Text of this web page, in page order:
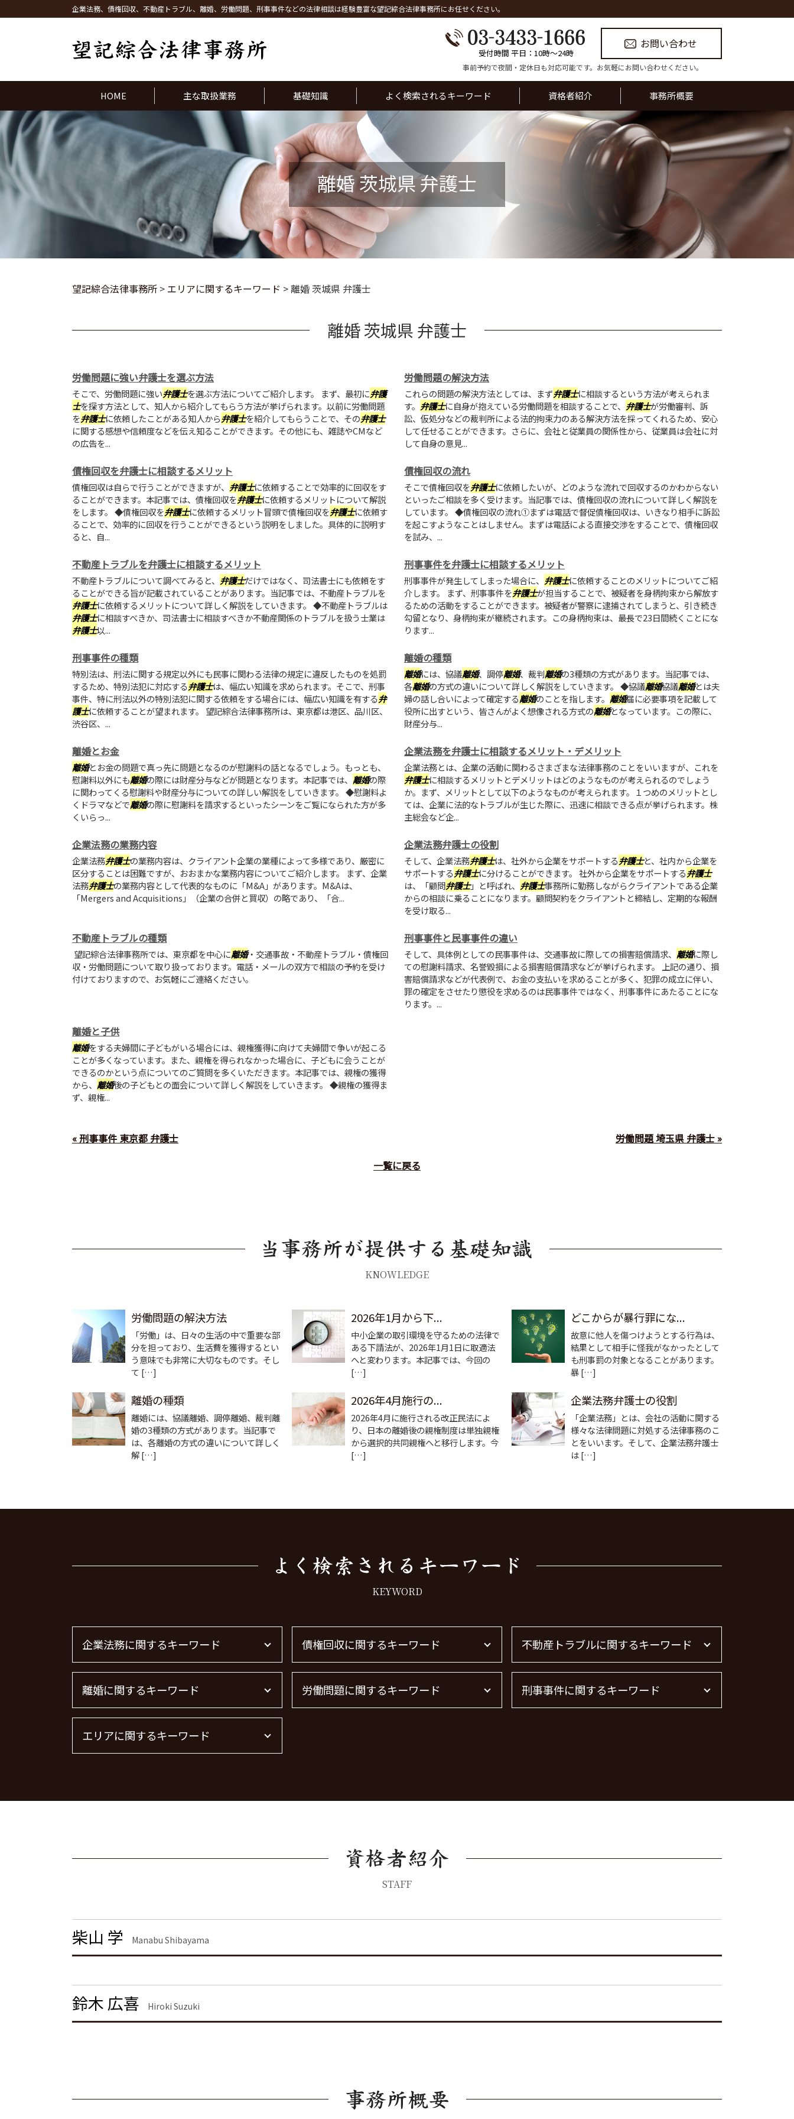
離婚 茨城県 弁護士
企業法務、債権回収、不動産トラブル、離婚、労働問題、刑事事件などの法律相談は経験豊富な望記綜合法律事務所にお任せください。
受付時間 平日：10時〜24時
お問い合わせ
事前予約で夜間・定休日も対応可能です。お気軽にお問い合わせください。
HOME 主な取扱業務 基礎知識 よく検索されるキーワード 資格者紹介 事務所概要
望記綜合法律事務所 > エリアに関するキーワード >離婚 茨城県 弁護士
離婚 茨城県 弁護士
労働問題に強い弁護士を選ぶ方法
そこで、労働問題に強い弁護士を選ぶ方法についてご紹介します。 まず、最初に弁護
士を探す方法として、知人から紹介してもらう方法が挙げられます。以前に労働問題
を弁護士に依頼したことがある知人から弁護士を紹介してもらうことで、その弁護士
に関する感想や信頼度などを伝え知ることができます。その他にも、雑誌やCMなど
の広告を...
労働問題の解決方法
これらの問題の解決方法としては、まず弁護士に相談するという方法が考えられま
す。 弁護士に自身が抱えている労働問題を相談することで、 弁護士が労働審判、訴
訟、仮処分などの裁判所による法的拘束力のある解決方法を採ってくれるため、安心
して任せることができます。さらに、会社と従業員の関係性から、従業員は会社に対
して自身の意見...
債権回収を弁護士に相談するメリット
債権回収は自らで行うことができますが、 弁護士に依頼することで効率的に回収をす
ることができます。本記事では、債権回収を弁護士に依頼するメリットについて解説
をします。 ◆債権回収を弁護士に依頼するメリット冒頭で債権回収を弁護士に依頼す
ることで、効率的に回収を行うことができるという説明をしました。具体的に説明す
ると、自...
債権回収の流れ
そこで債権回収を弁護士に依頼したいが、どのような流れで回収するのかわからない
といったご相談を多く受けます。当記事では、債権回収の流れについて詳しく解説を
しています。 ◆債権回収の流れ①まずは電話で督促債権回収は、いきなり相手に訴訟
を起こすようなことはしません。まずは電話による直接交渉をすることで、債権回収
を試み、...
不動産トラブルを弁護士に相談するメリット
不動産トラブルについて調べてみると、 弁護士だけではなく、司法書士にも依頼をす
ることができる旨が記載されていることがあります。当記事では、不動産トラブルを
弁護士に依頼するメリットについて詳しく解説をしていきます。 ◆不動産トラブルは
弁護士に相談すべきか、司法書士に相談すべきか不動産関係のトラブルを扱う士業は
弁護士以...
刑事事件を弁護士に相談するメリット
刑事事件が発生してしまった場合に、 弁護士に依頼することのメリットについてご紹
介します。 まず、刑事事件を弁護士が担当することで、被疑者を身柄拘束から解放す
るための活動をすることができます。被疑者が警察に逮捕されてしまうと、引き続き
勾留となり、身柄拘束が継続されます。この身柄拘束は、最長で23日間続くことにな
ります...
刑事事件の種類
特別法は、刑法に関する規定以外にも民事に関わる法律の規定に違反したものを処罰
するため、特別法犯に対応する弁護士は、幅広い知識を求められます。そこで、刑事
事件、特に刑法以外の特別法犯に関する依頼をする場合には、幅広い知識を有する弁
護士に依頼することが望まれます。 望記綜合法律事務所は、東京都は港区、品川区、
渋谷区、...
離婚の種類
離婚には、協議離婚、調停離婚、裁判離婚の3種類の方式があります。当記事では、
各離婚の方式の違いについて詳しく解説をしていきます。 ◆協議離婚協議離婚とは夫
婦の話し合いによって確定する離婚のことを指します。 離婚届に必要事項を記載して
役所に出すという、皆さんがよく想像される方式の離婚となっています。この際に、
財産分与...
離婚とお金
離婚とお金の問題で真っ先に問題となるのが慰謝料の話となるでしょう。もっとも、
慰謝料以外にも離婚の際には財産分与などが問題となります。本記事では、 離婚の際
に関わってくる慰謝料や財産分与についての詳しい解説をしていきます。 ◆慰謝料よ
くドラマなどで離婚の際に慰謝料を請求するといったシーンをご覧になられた方が多
くいらっ...
企業法務を弁護士に相談するメリット・デメリット
企業法務とは、企業の活動に関わるさまざまな法律事務のことをいいますが、これを
弁護士に相談するメリットとデメリットはどのようなものが考えられるのでしょう
か。まず、メリットとして以下のようなものが考えられます。１つめのメリットとし
ては、企業に法的なトラブルが生じた際に、迅速に相談できる点が挙げられます。株
主総会など企...
企業法務の業務内容
企業法務弁護士の業務内容は、クライアント企業の業種によって多様であり、厳密に
区分することは困難ですが、おおまかな業務内容についてご紹介します。 まず、企業
法務弁護士の業務内容として代表的なものに「M&A」があります。M&Aは、
「Mergers and Acquisitions」（企業の合併と買収）の略であり、「合...
企業法務弁護士の役割
そして、企業法務弁護士は、社外から企業をサポートする弁護士と、社内から企業を
サポートする弁護士に分けることができます。 社外から企業をサポートする弁護士
は、「顧問弁護士」と呼ばれ、 弁護士事務所に勤務しながらクライアントである企業
からの相談に乗ることになります。顧問契約をクライアントと締結し、定期的な報酬
を受け取る...
不動産トラブルの種類
望記綜合法律事務所では、東京都を中心に離婚・交通事故・不動産トラブル・債権回
収・労働問題について取り扱っております。電話・メールの双方で相談の予約を受け
付けておりますので、お気軽にご連絡ください。
刑事事件と民事事件の違い
そして、具体例としての民事事件は、交通事故に際しての損害賠償請求、 離婚に際し
ての慰謝料請求、名誉毀損による損害賠償請求などが挙げられます。 上記の通り、損
害賠償請求などが代表例で、お金の支払いを求めることが多く、犯罪の成立に伴い、
罪の確定をさせたり懲役を求めるのは民事事件ではなく、刑事事件にあたることにな
ります。...
離婚と子供
離婚をする夫婦間に子どもがいる場合には、親権獲得に向けて夫婦間で争いが起こる
ことが多くなっています。また、親権を得られなかった場合に、子どもに会うことが
できるのかという点についてのご質問を多くいただきます。本記事では、親権の獲得
から、 離婚後の子どもとの面会について詳しく解説をしていきます。 ◆親権の獲得ま
ず、親権...
« 刑事事件 東京都 弁護士
労働問題 埼玉県 弁護士 »
一覧に戻る
KNOWLEDGE
労働問題の解決方法
「労働」は、日々の生活の中で重要な部
分を担っており、生活費を獲得するとい
う意味でも非常に大切なものです。そし
て […]
2026年1月から下...
中小企業の取引環境を守るための法律で
ある下請法が、2026年1月1日に取適法
へと変わります。本記事では、今回の
[…]
どこからが暴行罪にな...
故意に他人を傷つけようとする行為は、
結果として相手に怪我がなかったとして
も刑事罰の対象となることがあります。
暴 […]
離婚の種類
離婚には、協議離婚、調停離婚、裁判離
婚の3種類の方式があります。当記事で
は、各離婚の方式の違いについて詳しく
解 […]
2026年4月施行の...
2026年4月に施行される改正民法によ
り、日本の離婚後の親権制度は単独親権
から選択的共同親権へと移行します。今
[…]
企業法務弁護士の役割
「企業法務」とは、会社の活動に関する
様々な法律問題に対処する法律事務のこ
とをいいます。そして、企業法務弁護士
は […]
KEYWORD
企業法務に関するキーワード
下請法 改正 2026
m&a 弁護士費用 相場
企業法務
顧問弁護士 個人事業主
顧問弁護士
企業法務 弁護士
債権回収に関するキーワード
借金 時効の援用 その後
借金 時効
不動産トラブルに関するキーワード
不動産トラブル
管理会社 トラブル 相談
離婚に関するキーワード
離婚 精神的苦痛 慰謝料相場
共同親権 制度
離婚 慰謝料請求
離婚 慰謝料 財産分与
浮気 離婚 慰謝料相場
離婚届
労働問題に関するキーワード 刑事事件に関するキーワード
刑事事件 民事事件 違い
エリアに関するキーワード
債権回収 大田区 弁護士
債権回収 千葉県 弁護士
離婚 港区 弁護士
不動産トラブル 港区 弁護士
不動産トラブル 栃木県 弁護士
不動産トラブル 千葉県 弁護士
離婚 栃木県 弁護士
企業法務 渋谷区 弁護士
STAFF
柴山 学 Manabu Shibayama
鈴木 広喜 Hiroki Suzuki